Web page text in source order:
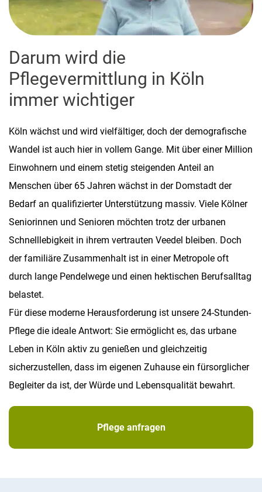
Darum wird die
Pflegevermittlung in Köln
immer wichtiger
Köln wächst und wird vielfältiger, doch der demografische
Wandel ist auch hier in vollem Gange. Mit über einer Million
Einwohnern und einem stetig steigenden Anteil an
Menschen über 65 Jahren wächst in der Domstadt der
Bedarf an qualifizierter Unterstützung massiv. Viele Kölner
Seniorinnen und Senioren möchten trotz der urbanen
Schnelllebigkeit in ihrem vertrauten Veedel bleiben. Doch
der familiäre Zusammenhalt ist in einer Metropole oft
durch lange Pendelwege und einen hektischen Berufsalltag
belastet.
Für diese moderne Herausforderung ist unsere 24-Stunden-
Pflege die ideale Antwort: Sie ermöglicht es, das urbane
Leben in Köln aktiv zu genießen und gleichzeitig
sicherzustellen, dass im eigenen Zuhause ein fürsorglicher
Begleiter da ist, der Würde und Lebensqualität bewahrt.
Pflege anfragen